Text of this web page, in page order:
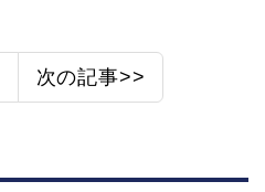
次の記事>>